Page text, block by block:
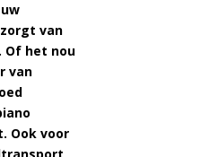
van
Of het nou
van
Ook voor